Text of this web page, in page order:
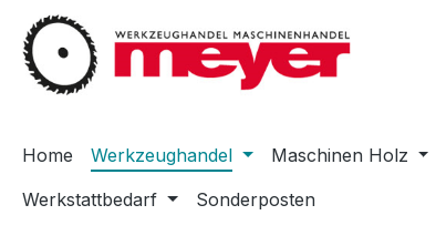
Hauptinhalt springen
Zur Suche springen
Zur Hauptnavigation springen
Home Werkzeughandel Maschinen Holz
Werkstattbedarf
Sonderposten